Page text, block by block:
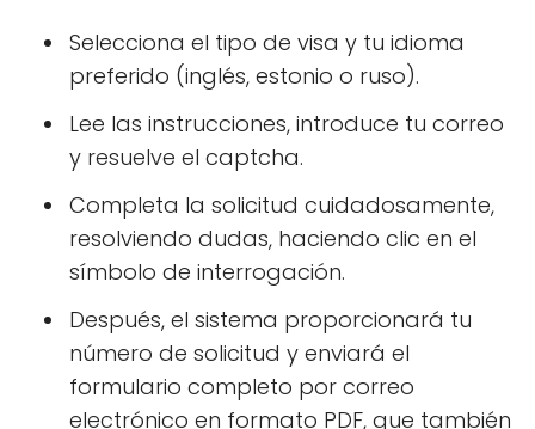
Selecciona el tipo de visa y tu idioma
preferido (inglés, estonio o ruso).
Lee las instrucciones, introduce tu correo
y resuelve el captcha.
Completa la solicitud cuidadosamente,
resolviendo dudas, haciendo clic en el
símbolo de interrogación.
Después, el sistema proporcionará tu
número de solicitud y enviará el
formulario completo por correo
electrónico en formato PDF, que también